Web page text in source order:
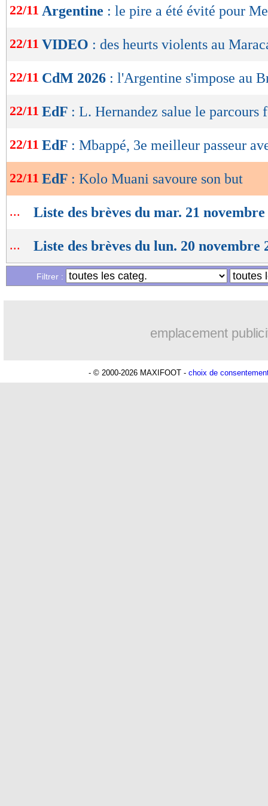
de
OK
22/11 Argentine : le pire a été évité pour
22/11 VIDEO : des heurts violents au
22/11 CdM 2026 : l'Argentine s'impose au
22/11 EdF : L. Hernandez salue le parcours
22/11 EdF : Mbappé, 3e meilleur passeur
22/11 EdF : Kolo Muani savoure son but
... Liste des brèves du mar. 21 novembre
... Liste des brèves du lun. 20 novembre
Filtrer :
emplacement
- © 2000-2026 MAXIFOOT - choix de